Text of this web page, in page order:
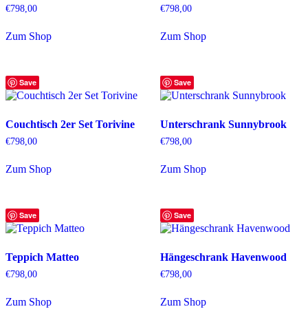
€798,00
Zum Shop
€798,00
Zum Shop
Save
Couchtisch 2er Set Torivine
€798,00
Zum Shop
Save
Unterschrank Sunnybrook
€798,00
Zum Shop
Save
Teppich Matteo
€798,00
Zum Shop
Save
Hängeschrank Havenwood
€798,00
Zum Shop